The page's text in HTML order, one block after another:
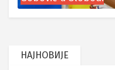
НАЈНОВИЈЕ